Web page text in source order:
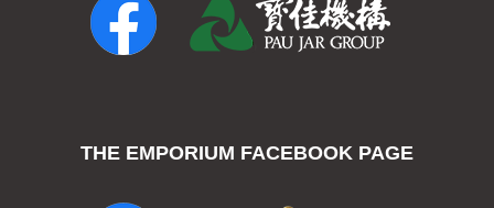
THE EMPORIUM FACEBOOK PAGE